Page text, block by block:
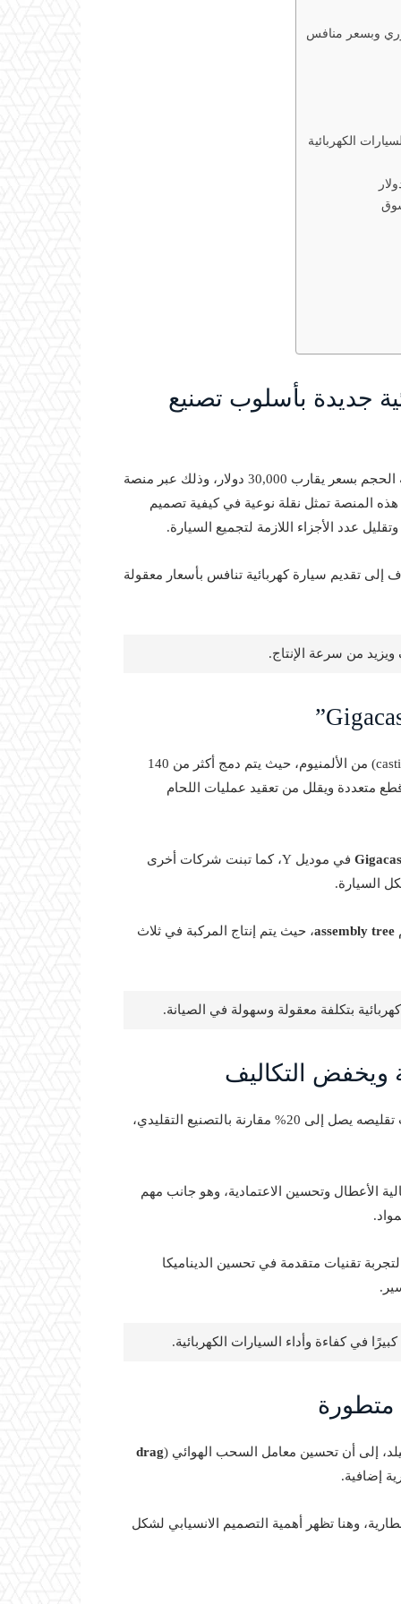
وبسعر منافس
جديدة بأسلوب تصنيع
تعمل شركة فورد الأمريكية على إطلاق شاحنة كهربائية متوسطة الحجم بسعر يقارب 30,000 دولار، وذلك عبر منصة
المنصة تمثل نقلة نوعية في كيفية تصميم
عدد الأجزاء اللازمة لتجميع السيارة.
إلى تقديم سيارة كهربائية تنافس بأسعار معقولة
من سرعة الإنتاج.
تعتمد منصة فورد الجديدة على استخدام قطع كبيرة مصبوبة (casting) من الألمنيوم، حيث يتم دمج أكثر من 140
متعددة ويقلل من تعقيد عمليات اللحام
في موديل Y، كما تبنت شركات أخرى
السيارة.
assembly tree، حيث يتم إنتاج المركبة في ثلاث
بتكلفة معقولة وسهولة في الصيانة.
ويخفض التكاليف
باستخدام المنصة الجديدة، تتوقع فورد أن حجم الأجزاء المطلوب تقليصه يصل إلى 20% مقارنة بالتصنيع التقليدي،
الأعطال وتحسين الاعتمادية، وهو جانب مهم
تقنيات متقدمة في تحسين الديناميكا
في كفاءة وأداء السيارات الكهربائية.
إلى أن تحسين معامل السحب الهوائي (drag
إضافية.
وهنا تظهر أهمية التصميم الانسيابي لشكل